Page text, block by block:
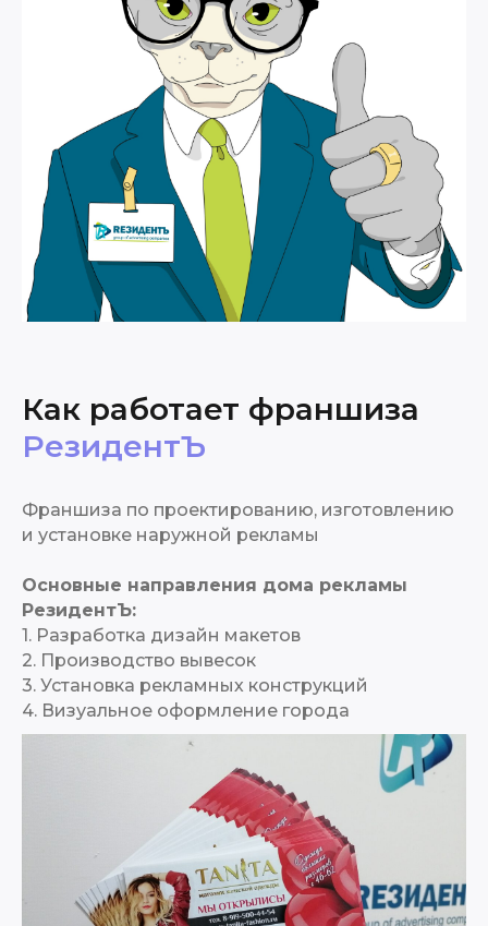
Как работает франшиза
РезидентЪ
Франшиза по проектированию, изготовлению
и установке наружной рекламы
Основные направления дома рекламы
РезидентЪ:
1. Разработка дизайн макетов
2. Производство вывесок
3. Установка рекламных конструкций
4. Визуальное оформление города